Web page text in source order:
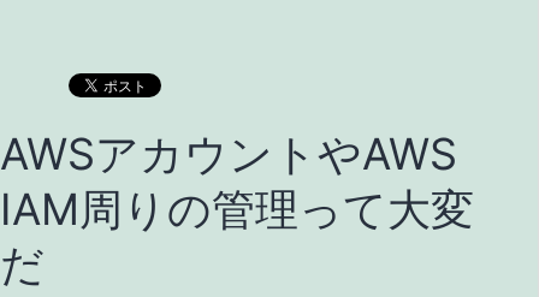
AWSアカウントやAWS
IAM周りの管理って大変
だ